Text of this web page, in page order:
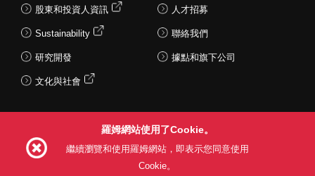
股東和投資人資訊
Sustainability
研究開發
文化與社會
人才招募
聯絡我們
據點和旗下公司
羅姆網站使用了Cookie。
繼續瀏覽和使用羅姆網站，即表示您同意使用
Cookie。